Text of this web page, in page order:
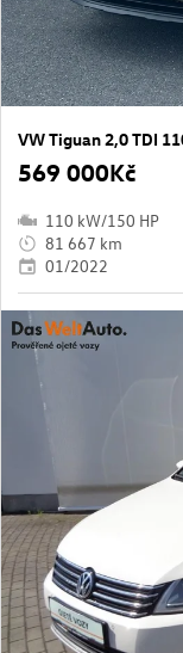
569 000Kč
110 kW/150 HP
81 667 km
01/2022